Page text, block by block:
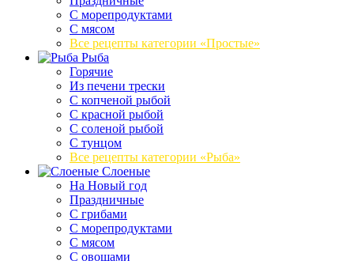
С морепродуктами
С мясом
Все рецепты категории «Простые»
Рыба
Горячие
Из печени трески
С копченой рыбой
С красной рыбой
С соленой рыбой
С тунцом
Все рецепты категории «Рыба»
Слоеные
На Новый год
Праздничные
С грибами
С морепродуктами
С мясом
С овощами